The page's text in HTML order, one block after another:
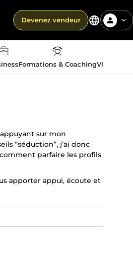
Devenez vendeur
Formations & CoachingVie
sur mon
“séduction”, j’ai donc
parfaire les profils
apporter appui, écoute et
possibles à l'étranger